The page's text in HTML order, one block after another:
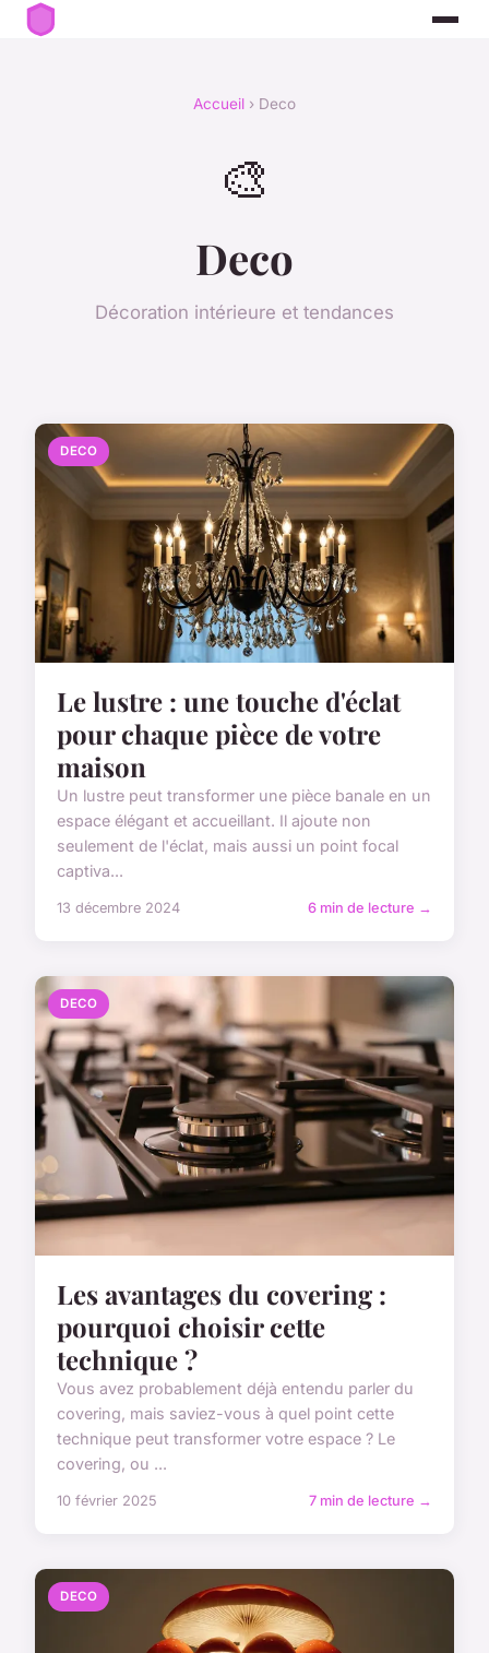
Accueil › Deco
🎨
Deco
Décoration intérieure et tendances
DECO
Le lustre : une touche d'éclat
pour chaque pièce de votre
maison
Un lustre peut transformer une pièce banale en un
espace élégant et accueillant. Il ajoute non
seulement de l'éclat, mais aussi un point focal
captiva...
13 décembre 2024 6 min de lecture →
DECO
Les avantages du covering :
pourquoi choisir cette
technique ?
Vous avez probablement déjà entendu parler du
covering, mais saviez-vous à quel point cette
technique peut transformer votre espace ? Le
covering, ou ...
10 février 2025 7 min de lecture →
DECO